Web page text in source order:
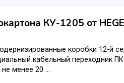
КУ-1205 от
коробки 12-й
кабельный переходник
менее 20 ...